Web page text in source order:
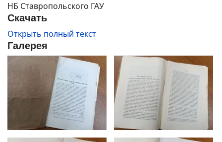
НБ Ставропольского ГАУ
Скачать
Открыть полный текст
Галерея